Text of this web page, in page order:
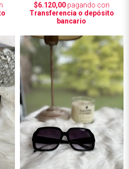
$6.120,00pagando con
Transferencia o depósito
bancario